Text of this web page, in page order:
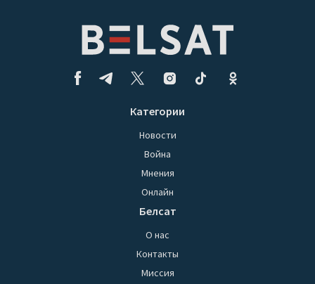
Категории
Новости
Война
Мнения
Онлайн
Белсат
О нас
Контакты
Миссия